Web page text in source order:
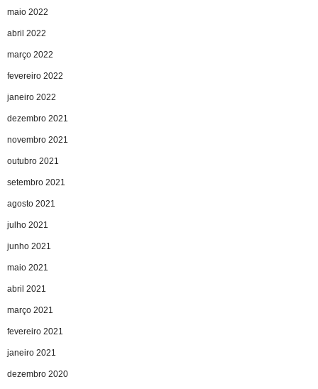
maio 2022
abril 2022
março 2022
fevereiro 2022
janeiro 2022
dezembro 2021
novembro 2021
outubro 2021
setembro 2021
agosto 2021
julho 2021
junho 2021
maio 2021
abril 2021
março 2021
fevereiro 2021
janeiro 2021
dezembro 2020